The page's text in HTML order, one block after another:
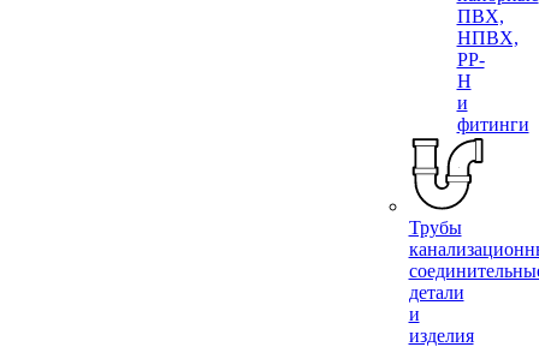
ПВХ,
НПВХ,
PP-
H
и
фитинги
Трубы
детали
и
изделия